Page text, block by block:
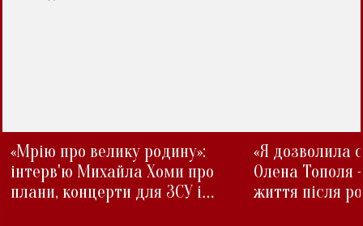
«Мрію про велику родину»:
інтерв'ю Михайла Хоми про
плани, концерти для ЗСУ і
«Я дозволила
Олена Тополя
життя після